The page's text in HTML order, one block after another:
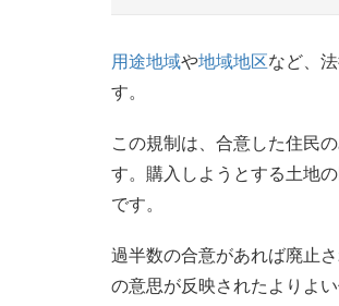
用途地域や地域地区など、
す。
この規制は、合意した住民
す。購入しようとする土地
です。
過半数の合意があれば廃止
の意思が反映されたよりよ